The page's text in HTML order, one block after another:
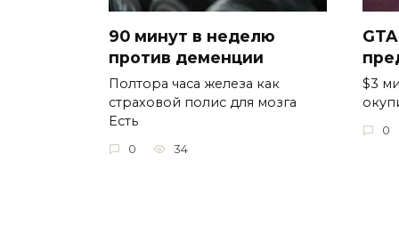
90 минут в неделю
против деменции
Полтора часа железа как
страховой полис для мозга
Есть
0 34
$3
0